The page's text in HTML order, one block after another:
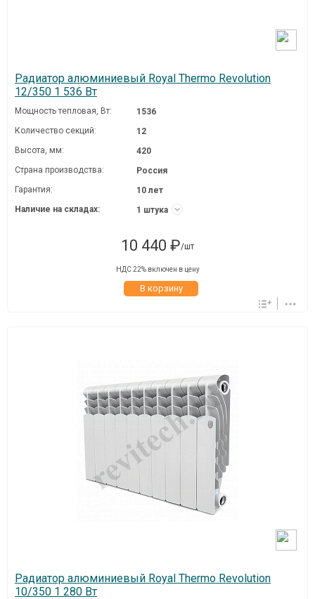
Радиатор алюминиевый Royal Thermo Revolution
12/350 1 536 Вт
Мощность тепловая, Вт:
1536
Количество секций:
12
Высота, мм:
420
Страна производства:
Россия
Гарантия:
10 лет
Наличие на складах:
1 штука
10 440 ₽/шт
НДС 22% включен в цену
В корзину
Радиатор алюминиевый Royal Thermo Revolution
10/350 1 280 Вт